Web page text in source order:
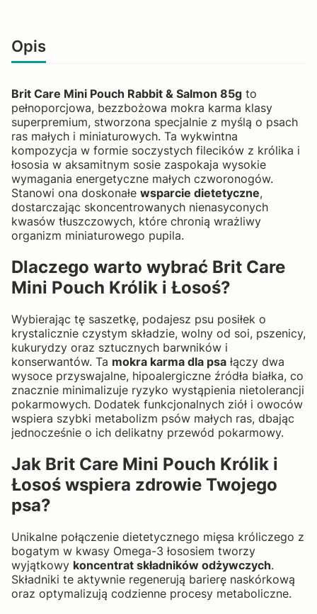
Opis
Brit Care Mini Pouch Rabbit & Salmon 85g to
pełnoporcjowa, bezzbożowa mokra karma klasy
superpremium, stworzona specjalnie z myślą o psach
ras małych i miniaturowych. Ta wykwintna
kompozycja w formie soczystych filecików z królika i
łososia w aksamitnym sosie zaspokaja wysokie
wymagania energetyczne małych czworonogów.
Stanowi ona doskonałe wsparcie dietetyczne,
dostarczając skoncentrowanych nienasyconych
kwasów tłuszczowych, które chronią wrażliwy
organizm miniaturowego pupila.
Dlaczego warto wybrać Brit Care
Mini Pouch Królik i Łosoś?
Wybierając tę saszetkę, podajesz psu posiłek o
krystalicznie czystym składzie, wolny od soi, pszenicy,
kukurydzy oraz sztucznych barwników i
konserwantów. Ta mokra karma dla psa łączy dwa
wysoce przyswajalne, hipoalergiczne źródła białka, co
znacznie minimalizuje ryzyko wystąpienia nietolerancji
pokarmowych. Dodatek funkcjonalnych ziół i owoców
wspiera szybki metabolizm psów małych ras, dbając
jednocześnie o ich delikatny przewód pokarmowy.
Jak Brit Care Mini Pouch Królik i
Łosoś wspiera zdrowie Twojego
psa?
Unikalne połączenie dietetycznego mięsa króliczego z
bogatym w kwasy Omega-3 łososiem tworzy
wyjątkowy koncentrat składników odżywczych.
Składniki te aktywnie regenerują barierę naskórkową
oraz optymalizują codzienne procesy metaboliczne.